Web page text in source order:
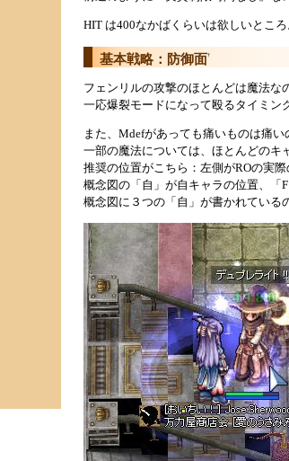
HIT は400なかばくらいは欲しいところ
基本戦略：防御面†
フェンリルの攻撃のほとんどは魔法な
一応爆裂モードになって殴るタイミン
また、Mdefがあっても痛いものは痛い
一部の魔法については、ほとんどのキ
推奨の位置がこちら：左側がROの実際
概念図の「自」が自キャラの位置、「
概念図に３つの「自」が書かれている